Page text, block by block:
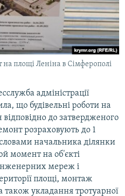
площі Леніна в Сімферополі
адміністрації
що будівельні роботи на
відповідно до затвердженого
розраховують до 1
начальника ділянки
момент на об'єкті
мереж і
площі, монтаж
укладання тротуарної